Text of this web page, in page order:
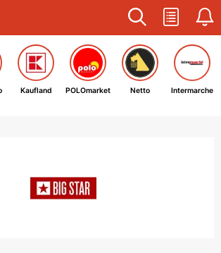
Kaufland POLOmarket Netto Intermarche